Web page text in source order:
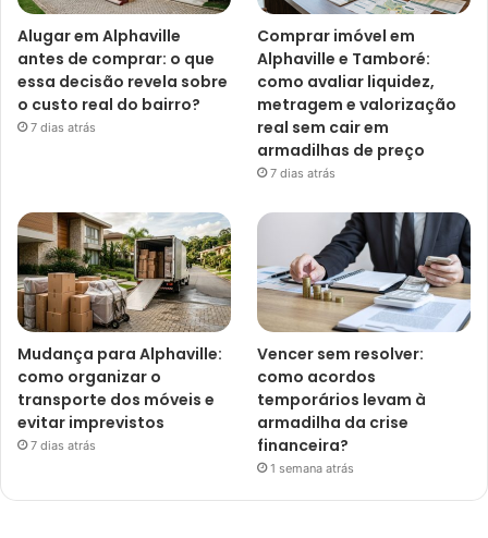
Alugar em Alphaville
antes de comprar: o que
essa decisão revela sobre
o custo real do bairro?
7 dias atrás
Comprar imóvel em
Alphaville e Tamboré:
como avaliar liquidez,
metragem e valorização
real sem cair em
armadilhas de preço
7 dias atrás
Mudança para Alphaville:
como organizar o
transporte dos móveis e
evitar imprevistos
7 dias atrás
Vencer sem resolver:
como acordos
temporários levam à
armadilha da crise
financeira?
1 semana atrás